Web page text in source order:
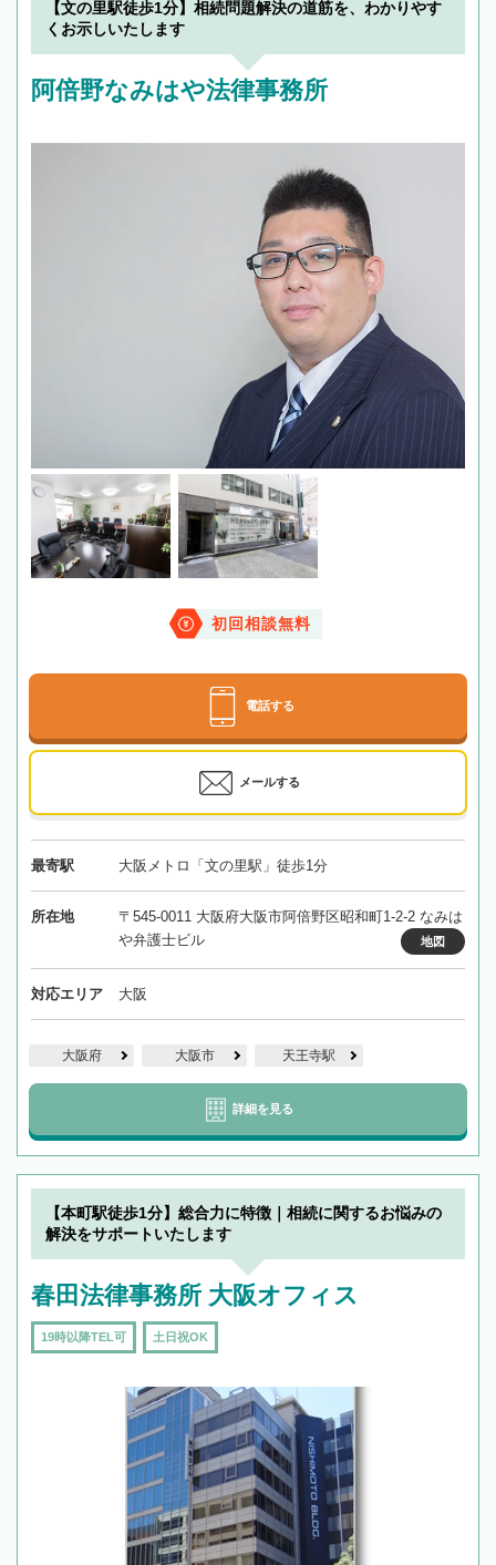
【文の里駅徒歩1分】相続問題解決の道筋を、わかりやす
くお示しいたします
阿倍野なみはや法律事務所
初回相談無料
電話する
メールする
最寄駅 大阪メトロ「文の里駅」徒歩1分
所在地
〒545-0011 大阪府大阪市阿倍野区昭和町1-2-2 なみは
や弁護士ビル
地図
対応エリア 大阪
大阪府 大阪市 天王寺駅
詳細を見る
【本町駅徒歩1分】総合力に特徴｜相続に関するお悩みの
解決をサポートいたします
春田法律事務所 大阪オフィス
19時以降TEL可 土日祝OK